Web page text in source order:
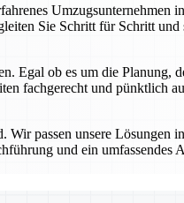
Umzugsunternehmen
Sie Schritt für Schritt
Egal ob es um die Planung,
fachgerecht und pünktlich
passen unsere Lösungen
und ein umfassendes